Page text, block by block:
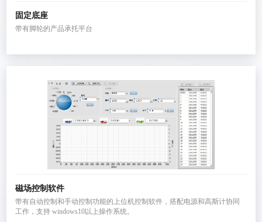
固定底座
带有脚轮的产品承托平台
磁场控制软件
带有自动控制和手动控制功能的上位机控制软件，搭配电源和高斯计协同
工作，支持 windows10以上操作系统。